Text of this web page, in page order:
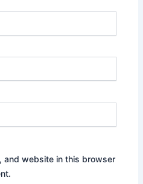
and website in this browser